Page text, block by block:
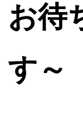
お待
す～